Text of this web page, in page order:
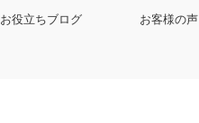
お役立ちブログ お客様の声